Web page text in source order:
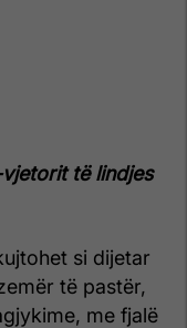
të lindjes
si dijetar
të pastër,
me fjalë